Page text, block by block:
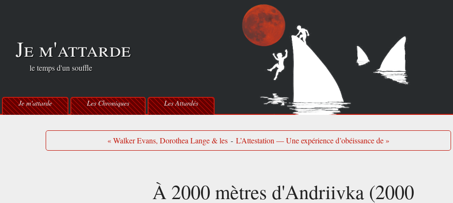
Je m'attarde
le temps d'un souffle
Je m'attarde Les Chroniques Les Attardés
« Walker Evans, Dorothea Lange & les - L’Attestation — Une expérience d’obéissance de »
À 2000 mètres d'Andriivka (2000